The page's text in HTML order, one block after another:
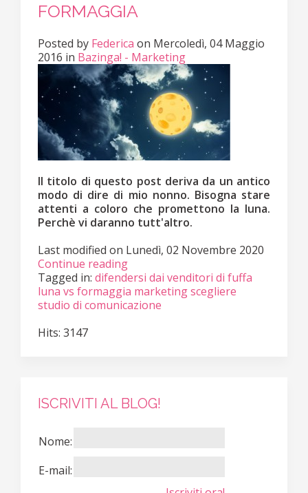
FORMAGGIA
Posted by Federica on Mercoledì, 04 Maggio
2016 in Bazinga! - Marketing
Il titolo di questo post deriva da un antico
modo di dire di mio nonno. Bisogna stare
attenti a coloro che promettono la luna.
Perchè vi daranno tutt'altro.
Last modified on Lunedì, 02 Novembre 2020
Continue reading
Tagged in: difendersi dai venditori di fuffa
luna vs formaggia marketingscegliere
studio di comunicazione
Hits: 3147
ISCRIVITI AL BLOG!
Nome:
E-mail: